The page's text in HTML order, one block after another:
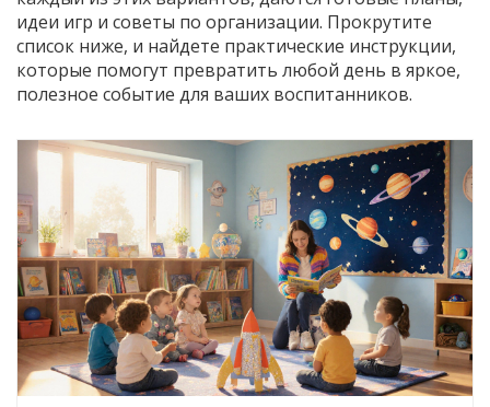
идеи игр и советы по организации. Прокрутите
список ниже, и найдете практические инструкции,
которые помогут превратить любой день в яркое,
полезное событие для ваших воспитанников.